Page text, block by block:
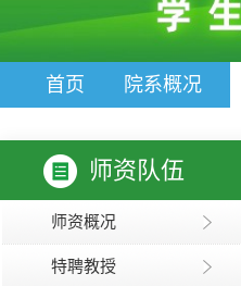
首页 院系概况
师资队伍
师资概况
特聘教授